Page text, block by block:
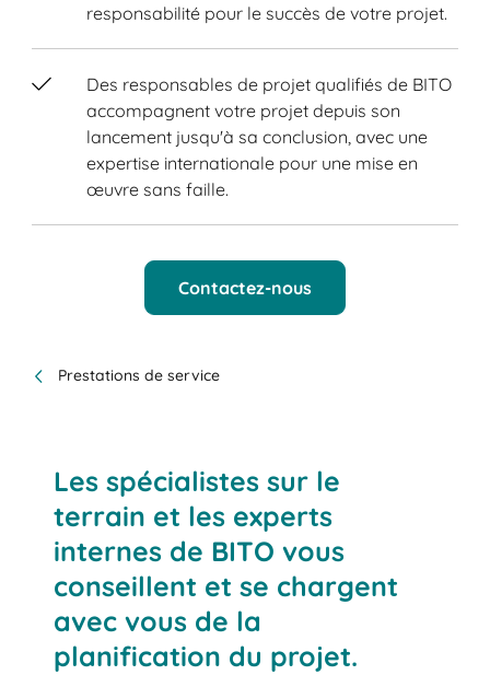
responsabilité pour le succès de votre projet.
Des responsables de projet qualifiés de BITO
accompagnent votre projet depuis son
lancement jusqu'à sa conclusion, avec une
expertise internationale pour une mise en
œuvre sans faille.
Contactez-nous
Prestations de service
Les spécialistes sur le
terrain et les experts
internes de BITO vous
conseillent et se chargent
avec vous de la
planification du projet.